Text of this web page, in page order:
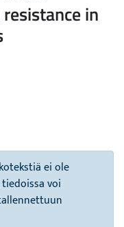
in
ei ole
voi